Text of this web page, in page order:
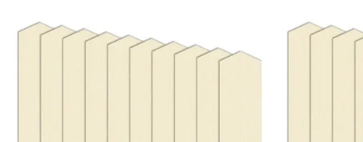
ご購入履歴・再注文